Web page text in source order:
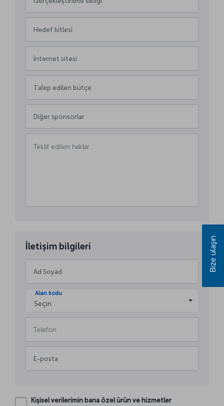
İletişim bilgileri
Alan kodu
Seçin
Kişisel verilerimin bana özel ürün ve hizmetler
Bize ulaşın